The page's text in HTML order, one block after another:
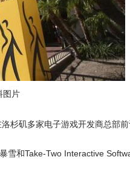
图片
杉矶多家电子游戏开发商总部
雪和Take-Two Interactive